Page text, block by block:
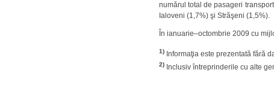
numărul total de pasageri
Ialoveni (1,7%) şi Străşeni (1,5%).
În ianuarie–octombrie 2009 cu
1) Informaţia este prezentată fără
2) Inclusiv întreprinderile cu alte